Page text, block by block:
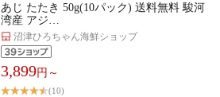
あじ たたき 50g(10パック) 送料無料 駿河
湾産 アジ…
沼津ひろちゃん海鮮ショップ
3,899円～
(10)